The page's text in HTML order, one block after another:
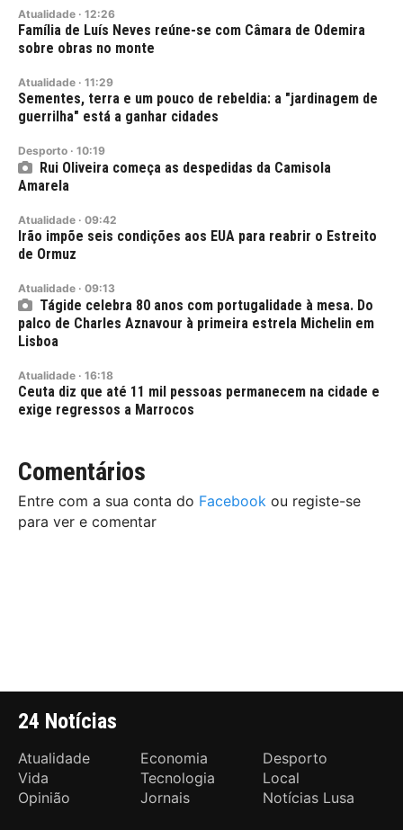
Atualidade · 12:26
Família de Luís Neves reúne-se com Câmara de Odemira
sobre obras no monte
Atualidade · 11:29
Sementes, terra e um pouco de rebeldia: a "jardinagem de
guerrilha" está a ganhar cidades
Desporto · 10:19
Rui Oliveira começa as despedidas da Camisola
Amarela
Atualidade · 09:42
Irão impõe seis condições aos EUA para reabrir o Estreito
de Ormuz
Atualidade · 09:13
Tágide celebra 80 anos com portugalidade à mesa. Do
palco de Charles Aznavour à primeira estrela Michelin em
Lisboa
Atualidade · 16:18
Ceuta diz que até 11 mil pessoas permanecem na cidade e
exige regressos a Marrocos
Comentários
Entre com a sua conta do Facebook ou registe-se
para ver e comentar
24 Notícias
Atualidade Economia
Desporto
Vida
Tecnologia
Local
Opinião
Jornais Notícias Lusa